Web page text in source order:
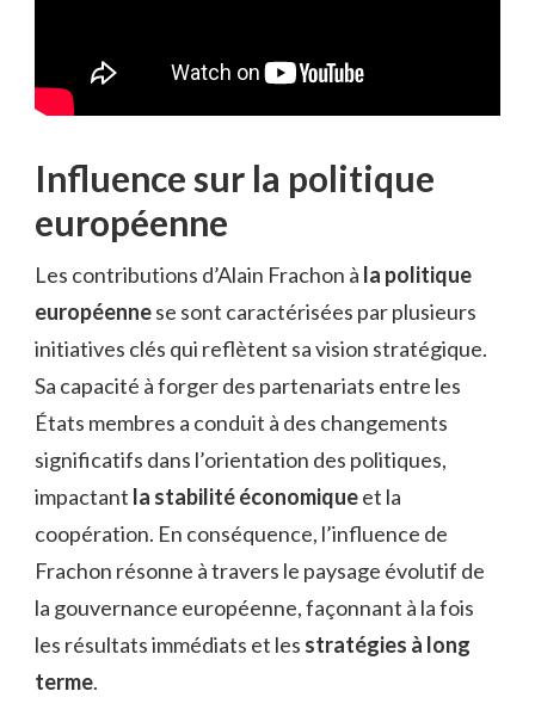
Influence sur la politique
européenne
Les contributions d’Alain Frachon à la politique
européennese sont caractérisées par plusieurs
initiatives clés qui reflètent sa vision stratégique.
Sa capacité à forger des partenariats entre les
États membres a conduit à des changements
significatifs dans l’orientation des politiques,
impactant la stabilité économiqueet la
coopération. En conséquence, l’influence de
Frachon résonne à travers le paysage évolutif de
la gouvernance européenne, façonnant à la fois
les résultats immédiats et les stratégies à long
terme.